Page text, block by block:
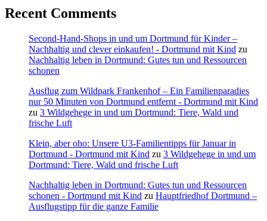
Recent Comments
Second-Hand-Shops in und um Dortmund für Kinder –
Nachhaltig und clever einkaufen! - Dortmund mit Kind zu
Nachhaltig leben in Dortmund: Gutes tun und Ressourcen
schonen
Ausflug zum Wildpark Frankenhof – Ein Familienparadies
nur 50 Minuten von Dortmund entfernt - Dortmund mit Kind
zu 3 Wildgehege in und um Dortmund: Tiere, Wald und
frische Luft
Klein, aber oho: Unsere U3-Familientipps für Januar in
Dortmund - Dortmund mit Kind zu 3 Wildgehege in und um
Dortmund: Tiere, Wald und frische Luft
Nachhaltig leben in Dortmund: Gutes tun und Ressourcen
schonen - Dortmund mit Kind zu Hauptfriedhof Dortmund –
Ausflugstipp für die ganze Familie